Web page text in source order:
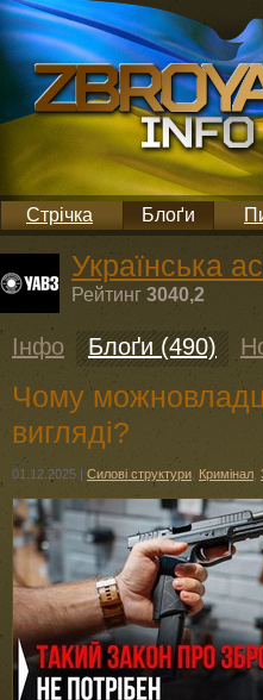
Стрічка Блоґи
Українська
Рейтинг 3040,2
Інфо Блоґи (490)
Чому
вигляді?
01.12.2025 | Силові структури Кримінал